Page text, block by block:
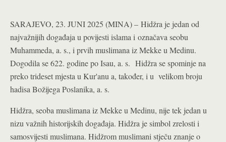
SARAJEVO, 23. JUNI 2025 (MINA) – Hidžra je jedan od
najvažnijih događaja u povijesti islama i označava seobu
Muhammeda, a. s., i prvih muslimana iz Mekke u Medinu.
Dogodila se 622. godine po Isau, a. s. Hidžra se spominje na
preko trideset mjesta u Kur'anu a, također, i u velikom broju
hadisa Božijega Poslanika, a. s.
Hidžra, seoba muslimana iz Mekke u Medinu, nije tek jedan u
nizu važnih historijskih događaja. Hidžra je simbol zrelosti i
samosvijesti muslimana. Hidžrom muslimani stječu znanje o